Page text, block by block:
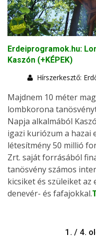
Erdeiprogramok.hu:
Kaszón (+KÉPEK)
Hírszerkesztő:
Majdnem 10 méter
lombkorona
Napja alkalmából
igazi kuriózum a hazai
létesítmény 50 millió
Zrt. saját forrásából
tanösvény számos
kicsiket és szüleiket az
denevér- és fafajokkal.
1. / 4.